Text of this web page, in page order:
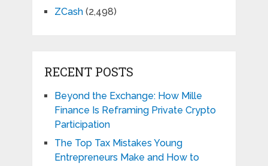
ZCash(2,498)
RECENT POSTS
Beyond the Exchange: How Mille
Finance Is Reframing Private Crypto
Participation
The Top Tax Mistakes Young
Entrepreneurs Make and How to